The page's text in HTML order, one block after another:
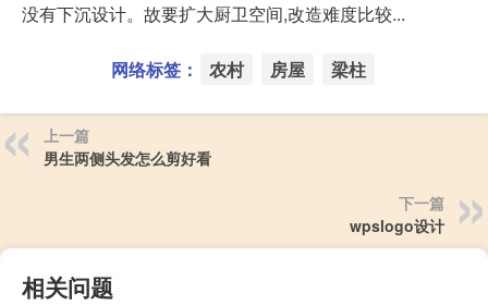
没有下沉设计。故要扩大厨卫空间,改造难度比较...
网络标签： 农村 房屋 梁柱
上一篇
男生两侧头发怎么剪好看
下一篇
wpslogo设计
相关问题